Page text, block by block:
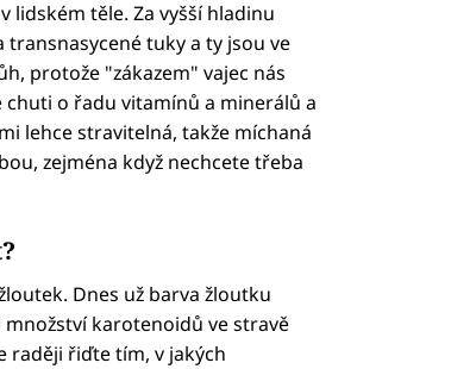
lidském těle. Za vyšší hladinu
tuky a ty jsou ve
protože "zákazem" vajec nás
o řadu vitamínů a minerálů a
lehce stravitelná, takže míchaná
zejména když nechcete třeba
Dnes už barva žloutku
karotenoidů ve stravě
raději řiďte tím, v jakých